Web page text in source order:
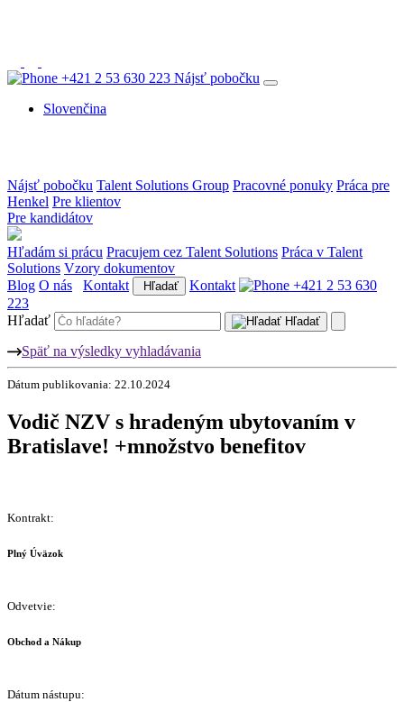
+421 2 53 630 223 Nájsť pobočku
Slovenčina
Nájsť pobočku Talent Solutions Group Pracovné ponuky Práca pre
Henkel Pre klientov
Pre kandidátov
Hľadám si prácu Pracujem cez Talent Solutions Práca v Talent
Solutions Vzory dokumentov
Blog O nás Kontakt Hľadať Kontakt
+421 2 53 630
223
Hľadať
Hľadať
Späť na výsledky vyhladávania
Dátum publikovania: 22.10.2024
Vodič NZV s hradeným ubytovaním v
Bratislave! +množstvo benefitov
Kontrakt:
Plný Úväzok
Odvetvie:
Obchod a Nákup
Dátum nástupu: